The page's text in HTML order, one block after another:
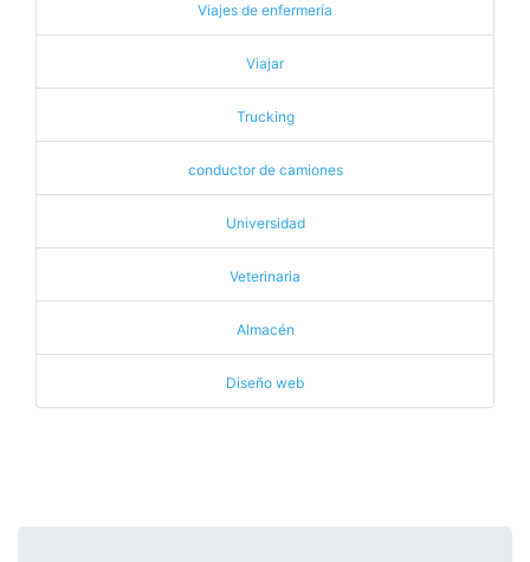
Viajes de enfermería
Viajar
Trucking
conductor de camiones
Universidad
Veterinaria
Almacén
Diseño web